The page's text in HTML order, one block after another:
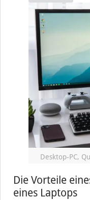
Desktop-PC,
Die Vorteile
eines Laptops